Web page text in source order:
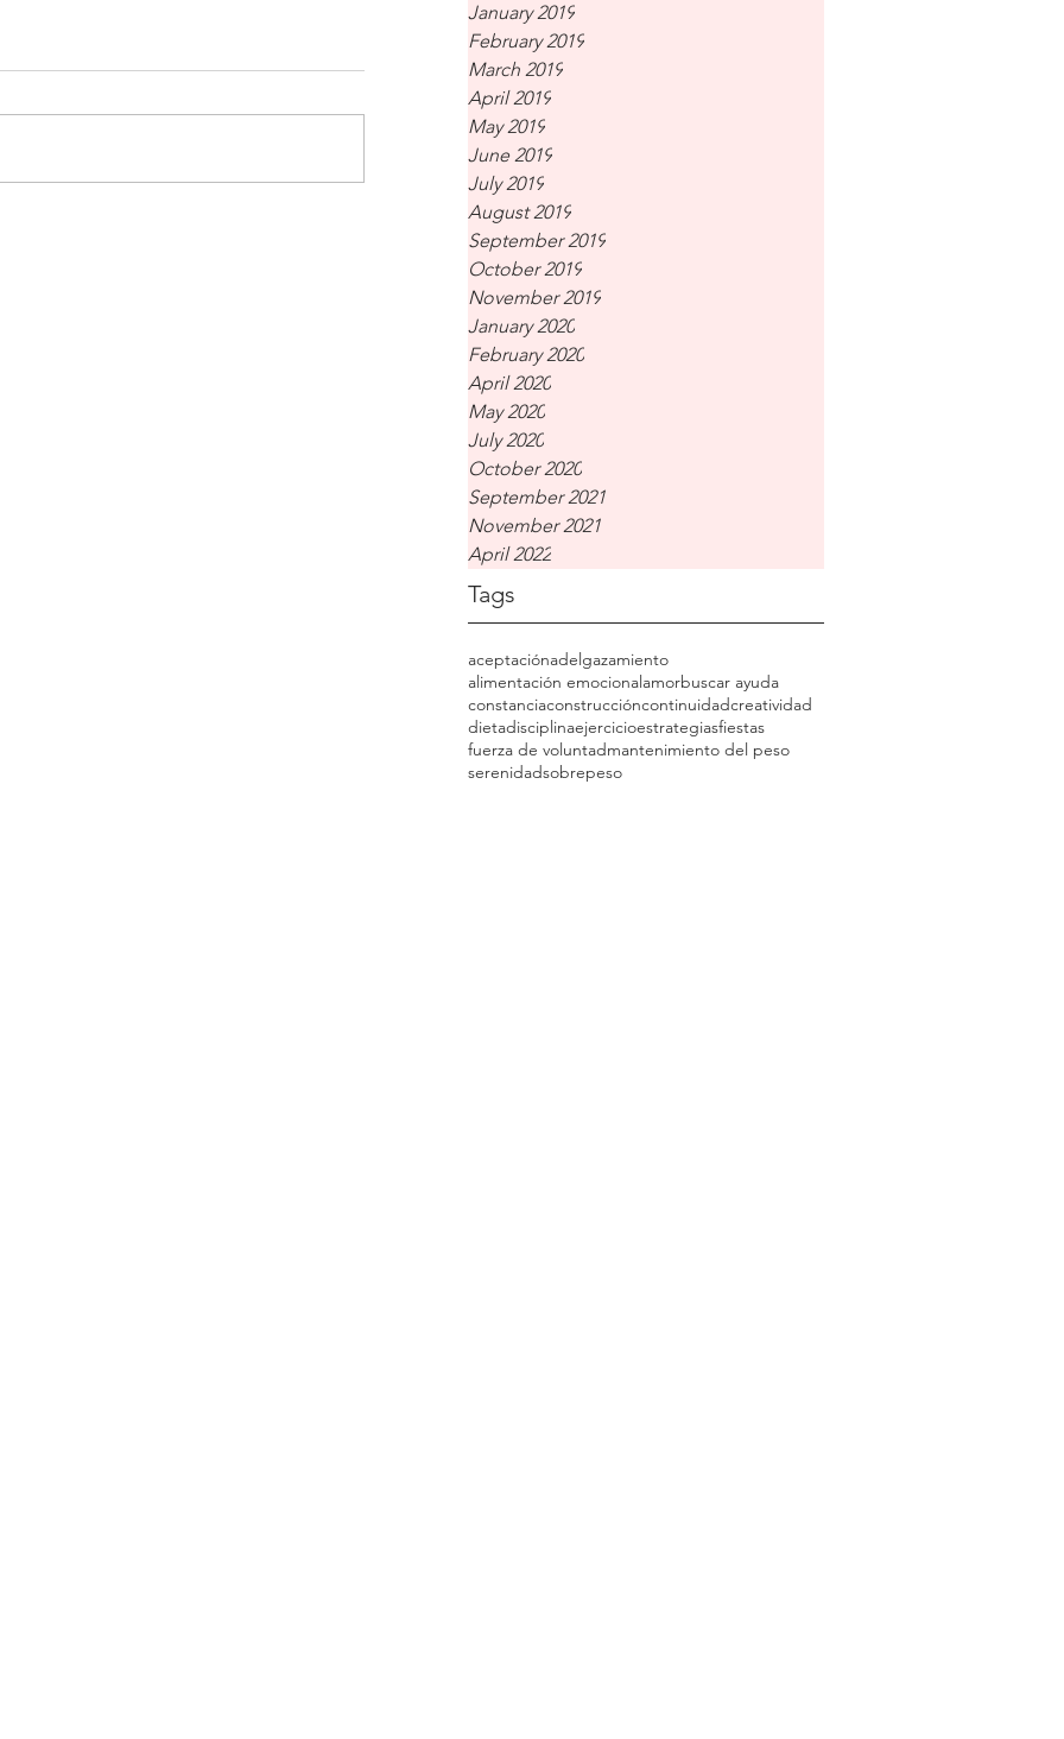
January 2019
February 2019
March 2019
April 2019
May 2019
June 2019
July 2019
August 2019
September 2019
October 2019
November 2019
January 2020
February 2020
April 2020
May 2020
July 2020
October 2020
September 2021
November 2021
April 2022
Tags
aceptaciónadelgazamiento
alimentación emocionalamorbuscar ayuda
constanciaconstruccióncontinuidadcreatividad
dietadisciplinaejercicioestrategiasfiestas
fuerza de voluntadmantenimiento del peso
serenidadsobrepeso